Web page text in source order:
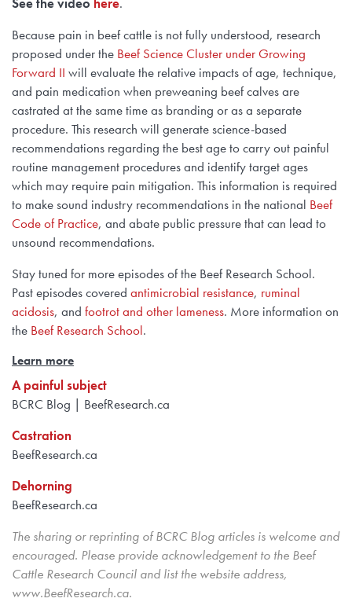
Because pain in beef cattle is not fully understood, research
proposed under the Beef Science Cluster under Growing
Forward II will evaluate the relative impacts of age, technique,
and pain medication when preweaning beef calves are
castrated at the same time as branding or as a separate
procedure. This research will generate science-based
recommendations regarding the best age to carry out painful
routine management procedures and identify target ages
which may require pain mitigation. This information is required
to make sound industry recommendations in the national Beef
Code of Practice, and abate public pressure that can lead to
unsound recommendations.
Stay tuned for more episodes of the Beef Research School.
Past episodes covered antimicrobial resistance, ruminal
acidosis, and footrot and other lameness. More information on
the Beef Research School.
Learn more
A painful subject
BCRC Blog | BeefResearch.ca
Castration
BeefResearch.ca
Dehorning
BeefResearch.ca
The sharing or reprinting of BCRC Blog articles is welcome and
encouraged. Please provide acknowledgement to the Beef
Cattle Research Council and list the website address,
www.BeefResearch.ca.